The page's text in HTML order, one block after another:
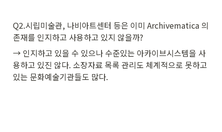
Q2.시립미술관, 나비아트센터 등은 이미 Archivematica 의
존재를 인지하고 사용하고 있지 않을까?
→ 인지하고 있을 수 있으나 수준있는 아카이브시스템을 사
용하고 있진 않다. 소장자료 목록 관리도 체계적으로 못하고
있는 문화예술기관들도 많다.